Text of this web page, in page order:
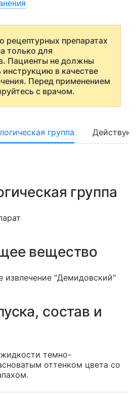
рецептурных препаратах
только для
Пациенты не должны
инструкцию в качестве
Перед применением
с врачом.
группа
группа
вещество
извлечение "Демидовский"
состав и
темно-
оттенком цвета со